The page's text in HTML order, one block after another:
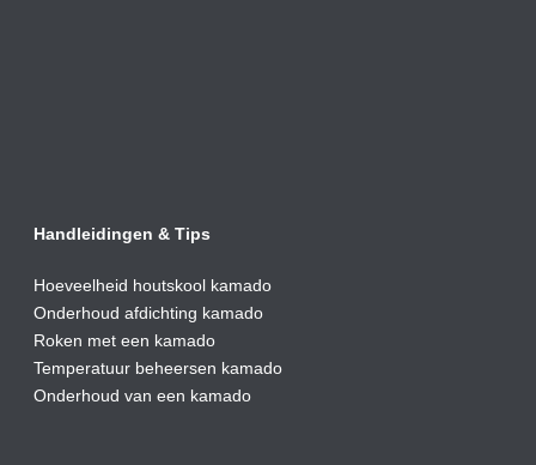
Handleidingen & Tips
Hoeveelheid houtskool kamado
Onderhoud afdichting kamado
Roken met een kamado
Temperatuur beheersen kamado
Onderhoud van een kamado